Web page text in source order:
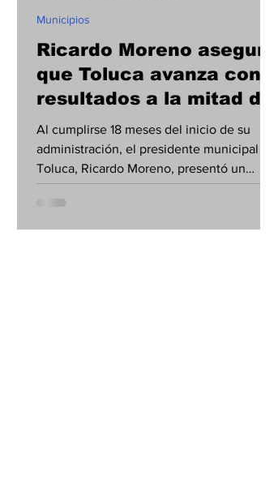
Ricardo Moreno asegura
que Toluca avanza con
resultados a la mitad de
su administración
Al cumplirse 18 meses del inicio de su
administración, el presidente municipal de
Toluca, Ricardo Moreno, presentó un
balance de los avances alcanzados en
materia de servicios públicos, obra pública,
recuperación de espacios urbanos y
Municipios